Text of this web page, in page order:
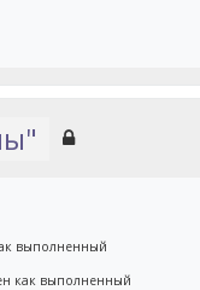
выполненный
как выполненный